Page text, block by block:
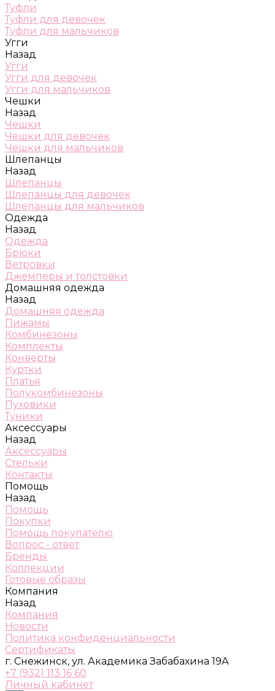
Туфли
Туфли для девочек
Туфли для мальчиков
Угги
Назад
Угги
Угги для девочек
Угги для мальчиков
Чешки
Назад
Чешки
Чешки для девочек
Чешки для мальчиков
Шлепанцы
Назад
Шлепанцы
Шлепанцы для девочек
Шлепанцы для мальчиков
Одежда
Назад
Одежда
Брюки
Ветровки
Джемперы и толстовки
Домашняя одежда
Назад
Домашняя одежда
Пижамы
Комбинезоны
Комплекты
Конверты
Куртки
Платья
Полукомбинезоны
Пуховики
Туники
Аксессуары
Назад
Аксессуары
Стельки
Контакты
Помощь
Назад
Помощь
Покупки
Помощь покупателю
Вопрос - ответ
Бренды
Коллекции
Готовые образы
Компания
Назад
Компания
Новости
Политика конфиденциальности
Сертификаты
г. Снежинск, ул. Академика Забабахина 19А
+7 (932) 113 16 60
Личный кабинет